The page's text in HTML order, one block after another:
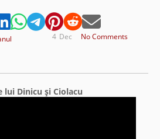
No Comments
Dec
4
lui Dinicu şi Ciolacu